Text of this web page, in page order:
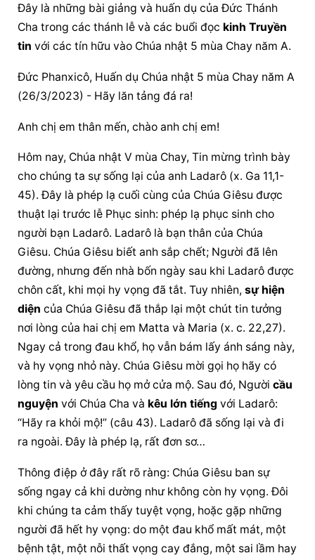
Đây là những bài giảng và huấn dụ của Đức Thánh
Cha trong các thánh lễ và các buổi đọc kinh Truyền
tin với các tín hữu vào Chúa nhật 5 mùa Chay năm A.
Đức Phanxicô, Huấn dụ Chúa nhật 5 mùa Chay năm A
(26/3/2023) - Hãy lăn tảng đá ra!
Anh chị em thân mến, chào anh chị em!
Hôm nay, Chúa nhật V mùa Chay, Tin mừng trình bày
cho chúng ta sự sống lại của anh Ladarô (x. Ga 11,1-
45). Đây là phép lạ cuối cùng của Chúa Giêsu được
thuật lại trước lễ Phục sinh: phép lạ phục sinh cho
người bạn Ladarô. Ladarô là bạn thân của Chúa
Giêsu. Chúa Giêsu biết anh sắp chết; Người đã lên
đường, nhưng đến nhà bốn ngày sau khi Ladarô được
chôn cất, khi mọi hy vọng đã tắt. Tuy nhiên, sự hiện
diện của Chúa Giêsu đã thắp lại một chút tin tưởng
nơi lòng của hai chị em Matta và Maria (x. c. 22,27).
Ngay cả trong đau khổ, họ vẫn bám lấy ánh sáng này,
và hy vọng nhỏ này. Chúa Giêsu mời gọi họ hãy có
lòng tin và yêu cầu họ mở cửa mộ. Sau đó, Người cầu
nguyện với Chúa Cha và kêu lớn tiếng với Ladarô:
“Hãy ra khỏi mộ!” (câu 43). Ladarô đã sống lại và đi
ra ngoài. Đây là phép lạ, rất đơn sơ…
Thông điệp ở đây rất rõ ràng: Chúa Giêsu ban sự
sống ngay cả khi dường như không còn hy vọng. Đôi
khi chúng ta cảm thấy tuyệt vọng, hoặc gặp những
người đã hết hy vọng: do một đau khổ mất mát, một
bệnh tật, một nỗi thất vọng cay đắng, một sai lầm hay